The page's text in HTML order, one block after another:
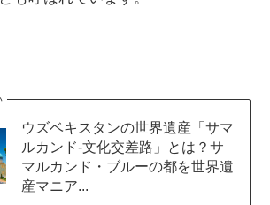
ウズベキスタンの世界遺産「サマ
ルカンド‐文化交差路」とは？サ
マルカンド・ブルーの都を世界遺
産マニア...